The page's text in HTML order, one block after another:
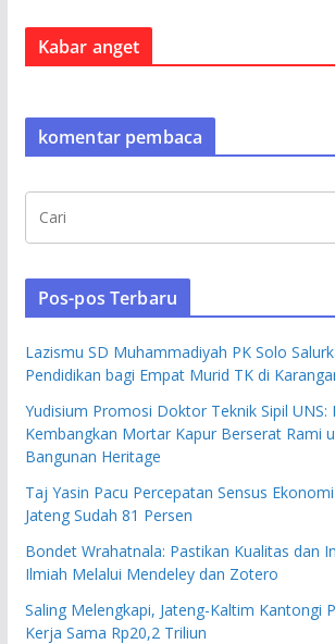
Kabar anget
komentar pembaca
Pos-pos Terbaru
Lazismu SD Muhammadiyah PK Solo
Pendidikan bagi Empat Murid TK di
Yudisium Promosi Doktor Teknik Sipil UNS:
Kembangkan Mortar Kapur Berserat Rami
Bangunan Heritage
Taj Yasin Pacu Percepatan Sensus
Jateng Sudah 81 Persen
Bondet Wrahatnala: Pastikan Kualitas dan
Ilmiah Melalui Mendeley dan Zotero
Saling Melengkapi, Jateng-Kaltim Kantongi
Kerja Sama Rp20,2 Triliun